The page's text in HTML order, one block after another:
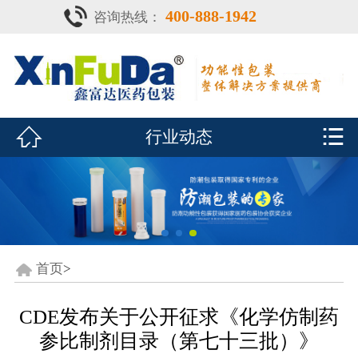
 首页
产品中心
鑫富达资质
行业动态
联系我们
CDE查询
咨询热线： 400-888-1942
 行业动态 
首页>
CDE发布关于公开征求《化学仿制药
参比制剂目录（第七十三批）》